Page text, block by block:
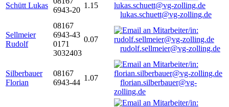
Schütt Lukas
6943-20
1.15
lukas.schuett@vg-zolling.de
Sellmeier
Rudolf
08167
6943-43
0171
3032403
0.07
rudolf.sellmeier@vg-zolling.de
Silberbauer
Florian
08167
6943-44
1.07
florian.silberbauer@vg-
zolling.de